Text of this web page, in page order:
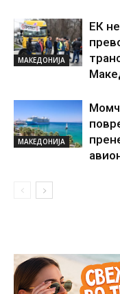
МАКЕДОНИЈА
ЕК
МАКЕДОНИЈА